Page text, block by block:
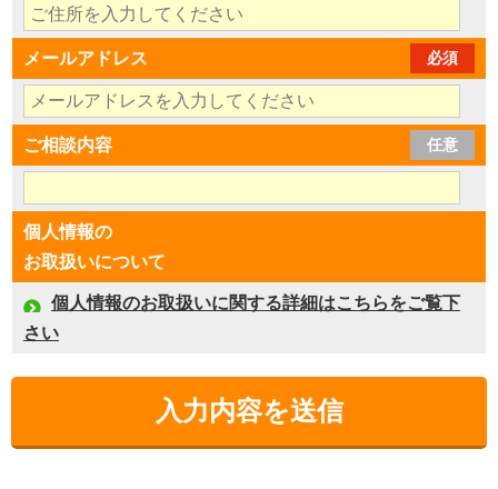
メールアドレス 必須
ご相談内容 任意
個人情報の
お取扱いについて
個人情報のお取扱いに関する詳細はこちらをご覧下
さい